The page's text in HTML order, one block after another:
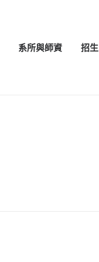
系所與師資 招生